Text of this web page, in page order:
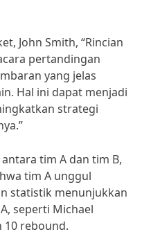
John Smith, “Rincian
pertandingan
yang jelas
Hal ini dapat menjadi
strategi
tim A dan tim B,
tim A unggul
statistik menunjukkan
seperti Michael
10 rebound.